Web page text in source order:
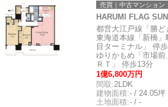
売買｜中古マンション
HARUMI FLAG
都営大江戸線「勝ど
東海道本線「新橋
目ターミナル」 停
ゆりかもめ「市場
ＲＴ」 停歩13分
1億6,800万円
間取:2LDK
建物面積:- / 24.05坪
土地面積:- / -